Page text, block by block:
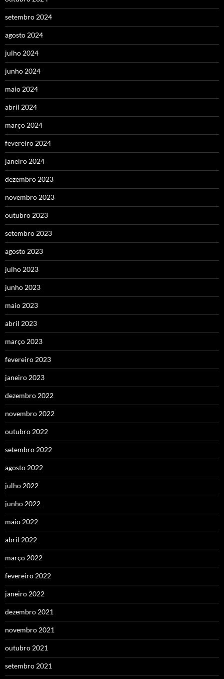
setembro 2024
agosto 2024
julho 2024
junho 2024
maio 2024
abril 2024
março 2024
fevereiro 2024
janeiro 2024
dezembro 2023
novembro 2023
outubro 2023
setembro 2023
agosto 2023
julho 2023
junho 2023
maio 2023
abril 2023
março 2023
fevereiro 2023
janeiro 2023
dezembro 2022
novembro 2022
outubro 2022
setembro 2022
agosto 2022
julho 2022
junho 2022
maio 2022
abril 2022
março 2022
fevereiro 2022
janeiro 2022
dezembro 2021
novembro 2021
outubro 2021
setembro 2021